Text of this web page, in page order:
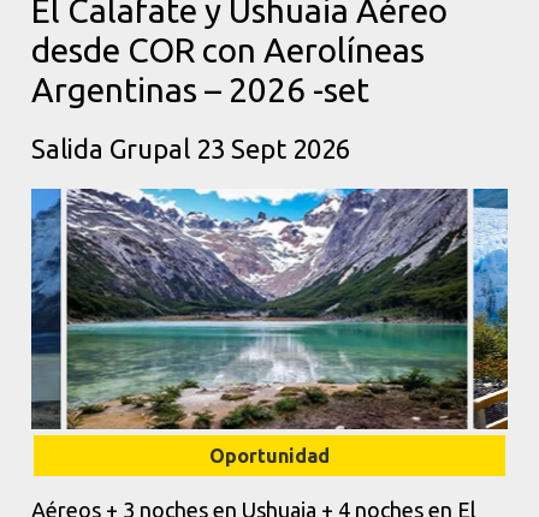
El Calafate y Ushuaia Aéreo
desde COR con Aerolíneas
Argentinas – 2026 -set
Salida Grupal 23 Sept 2026
Oportunidad
Aéreos + 3 noches en Ushuaia + 4 noches en El